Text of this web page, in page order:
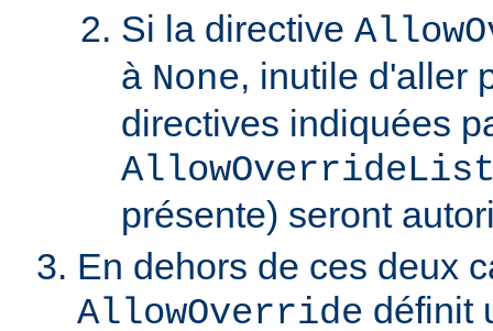
Si la directive
à None, inutile d'aller
directives indiquées
présente) seront
En dehors de ces deux
AllowOverride définit